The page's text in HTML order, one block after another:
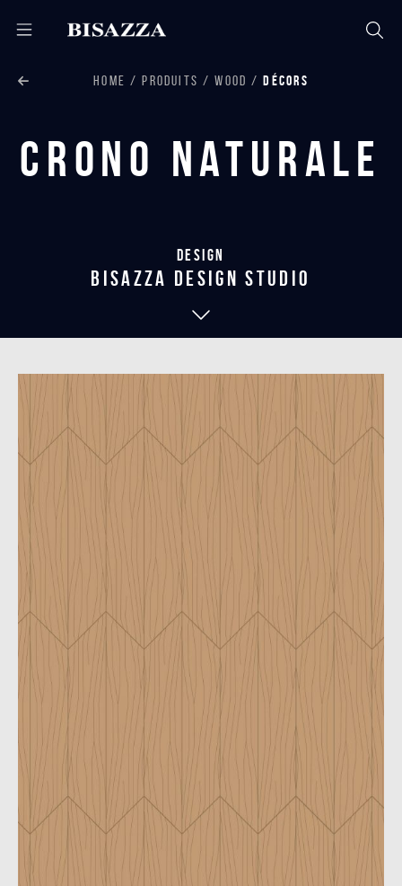
HOME PRODUITS WOOD DÉCORS
Crono Naturale
Design
bisazza design studio